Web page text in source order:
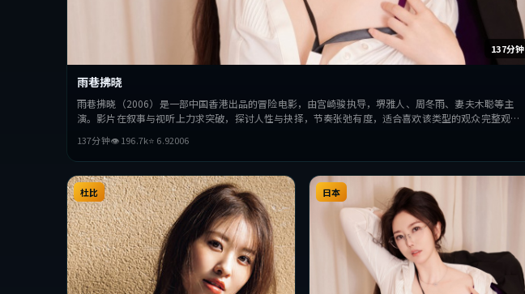
137分钟
雨巷拂晓
雨巷拂晓（2006）是一部中国香港出品的冒险电影，由宫崎骏执导，堺雅人、周冬雨、妻夫木聪等主
演。影片在叙事与视听上力求突破，探讨人性与抉择，节奏张弛有度，适合喜欢该类型的观众完整观
137分钟👁196.7k⭐ 6.92006
杜比 日本